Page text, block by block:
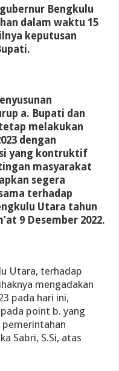
Bengkulu
dalam waktu 15
keputusan
a. Bupati dan
melakukan
dengan
yang kontruktif
masyarakat
segera
terhadap
Utara tahun
9 Desember 2022.
Utara, terhadap
mengadakan
pada hari ini,
point b. yang
Sabri, S.Si, atas